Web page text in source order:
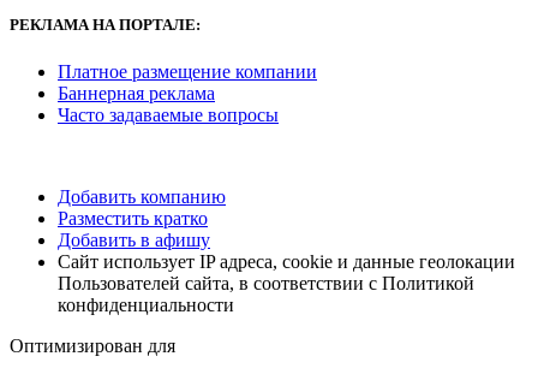
РЕКЛАМА НА ПОРТАЛЕ:
Платное размещение компании
Баннерная реклама
Часто задаваемые вопросы
Добавить компанию
Разместить кратко
Добавить в афишу
Сайт использует IP адреса, cookie и данные геолокации
Пользователей сайта, в соответствии с Политикой
конфиденциальности
Оптимизирован для